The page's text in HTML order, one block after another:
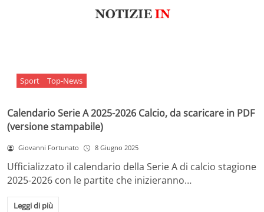
Sport Top-News
Calendario Serie A 2025-2026 Calcio, da scaricare in PDF
(versione stampabile)
Giovanni Fortunato 8 Giugno 2025
Ufficializzato il calendario della Serie A di calcio stagione
2025-2026 con le partite che inizieranno…
Leggi di più